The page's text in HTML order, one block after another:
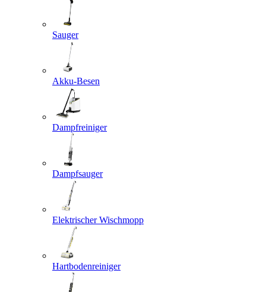
Sauger
Akku-Besen
Dampfreiniger
Dampfsauger
Elektrischer Wischmopp
Hartbodenreiniger